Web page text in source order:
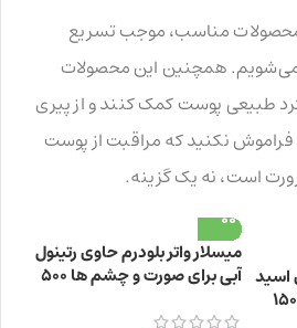
محصولات مناسب، موجب تسریع
همچنین این محصولات
طبیعی پوست کمک کنند و از پیری
نکنید که مراقبت از پوست
است، نه یک گزینه.
اسید
میسلار واتر بلودرم حاوی رتینول
آبی برای صورت و چشم ها 500